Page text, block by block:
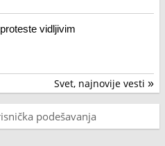
vidljivim
Svet, najnovije vesti »
podešavanja